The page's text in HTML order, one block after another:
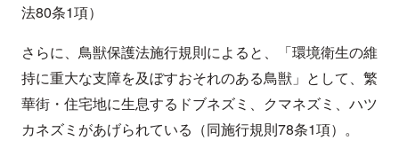
法80条1項）
さらに、鳥獣保護法施行規則によると、「環境衛生の維
持に重大な支障を及ぼすおそれのある鳥獣」として、繁
華街・住宅地に生息するドブネズミ、クマネズミ、ハツ
カネズミがあげられている（同施行規則78条1項）。